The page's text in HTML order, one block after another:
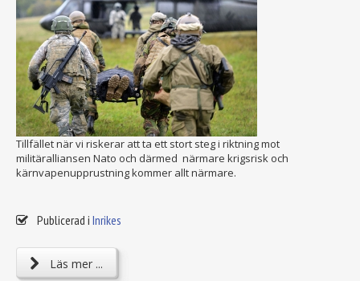
Tillfället när vi riskerar att ta ett stort steg i riktning mot
militäralliansen Nato och därmed närmare krigsrisk och
kärnvapenupprustning kommer allt närmare.
Publicerad i Inrikes
Läs mer ...